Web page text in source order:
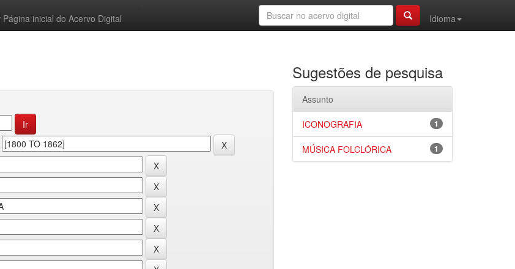
Página inicial do Acervo Digital
Idioma
Sugestões de pesquisa
Assunto
1
ICONOGRAFIA
1
MÚSICA FOLCLÓRICA